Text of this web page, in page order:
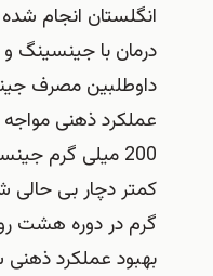
درمان با جینسینگ و
داوطلبین مصرف
عملکرد ذهنی
200 میلی گرم
گرم در دوره هشت
بهبود عملکرد